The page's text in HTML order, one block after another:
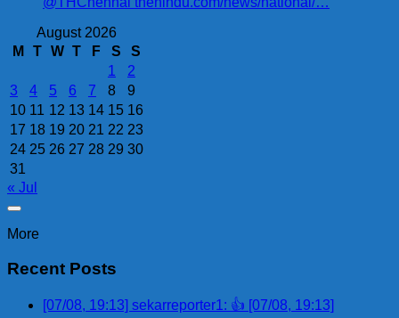
August 2026
M
T W T F S
S
1
2
3
4 5 6 7 8
9
10 11 12 13 14 15 16
17 18 19 20 21 22 23
24 25 26 27 28 29 30
31
« Jul
More
Recent Posts
[07/08, 19:13] sekarreporter1: 👍 [07/08, 19:13]